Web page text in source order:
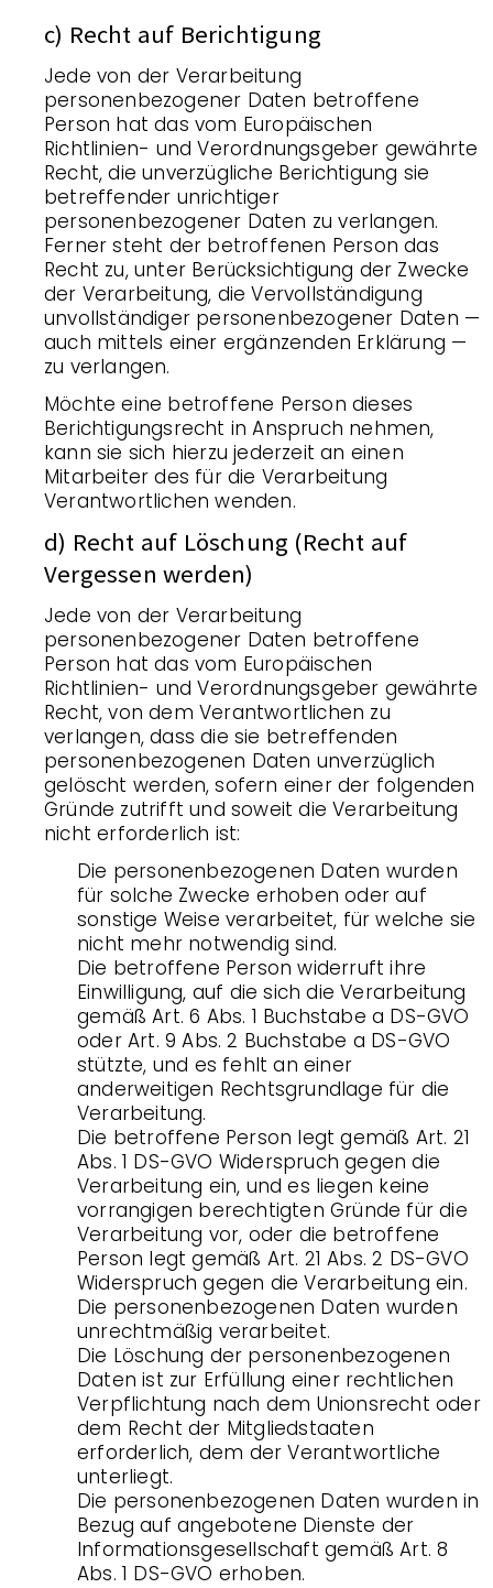
c) Recht auf Berichtigung
Jede von der Verarbeitung
personenbezogener Daten betroffene
Person hat das vom Europäischen
Richtlinien- und Verordnungsgeber gewährte
Recht, die unverzügliche Berichtigung sie
betreffender unrichtiger
personenbezogener Daten zu verlangen.
Ferner steht der betroffenen Person das
Recht zu, unter Berücksichtigung der Zwecke
der Verarbeitung, die Vervollständigung
unvollständiger personenbezogener Daten —
auch mittels einer ergänzenden Erklärung —
zu verlangen.
Möchte eine betroffene Person dieses
Berichtigungsrecht in Anspruch nehmen,
kann sie sich hierzu jederzeit an einen
Mitarbeiter des für die Verarbeitung
Verantwortlichen wenden.
d) Recht auf Löschung (Recht auf
Vergessen werden)
Jede von der Verarbeitung
personenbezogener Daten betroffene
Person hat das vom Europäischen
Richtlinien- und Verordnungsgeber gewährte
Recht, von dem Verantwortlichen zu
verlangen, dass die sie betreffenden
personenbezogenen Daten unverzüglich
gelöscht werden, sofern einer der folgenden
Gründe zutrifft und soweit die Verarbeitung
nicht erforderlich ist:
Die personenbezogenen Daten wurden
für solche Zwecke erhoben oder auf
sonstige Weise verarbeitet, für welche sie
nicht mehr notwendig sind.
Die betroffene Person widerruft ihre
Einwilligung, auf die sich die Verarbeitung
gemäß Art. 6 Abs. 1 Buchstabe a DS-GVO
oder Art. 9 Abs. 2 Buchstabe a DS-GVO
stützte, und es fehlt an einer
anderweitigen Rechtsgrundlage für die
Verarbeitung.
Die betroffene Person legt gemäß Art. 21
Abs. 1 DS-GVO Widerspruch gegen die
Verarbeitung ein, und es liegen keine
vorrangigen berechtigten Gründe für die
Verarbeitung vor, oder die betroffene
Person legt gemäß Art. 21 Abs. 2 DS-GVO
Widerspruch gegen die Verarbeitung ein.
Die personenbezogenen Daten wurden
unrechtmäßig verarbeitet.
Die Löschung der personenbezogenen
Daten ist zur Erfüllung einer rechtlichen
Verpflichtung nach dem Unionsrecht oder
dem Recht der Mitgliedstaaten
erforderlich, dem der Verantwortliche
unterliegt.
Die personenbezogenen Daten wurden in
Bezug auf angebotene Dienste der
Informationsgesellschaft gemäß Art. 8
Abs. 1 DS-GVO erhoben.